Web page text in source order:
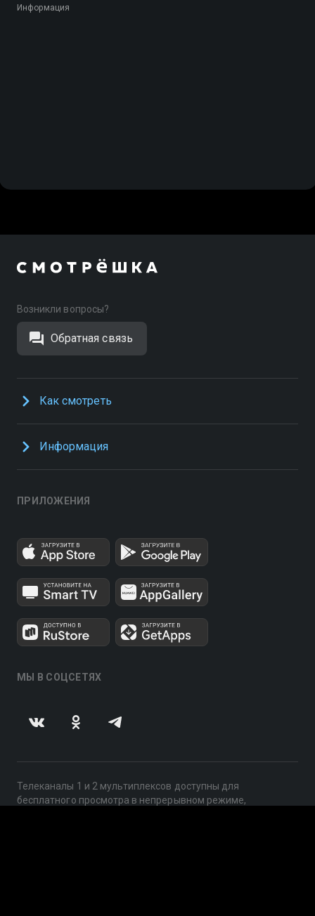
Информация
Возникли вопросы?
Обратная связь
Как смотреть
Информация
ПРИЛОЖЕНИЯ
МЫ В СОЦСЕТЯХ
Телеканалы 1 и 2 мультиплексов доступны для
бесплатного просмотра в непрерывном режиме,